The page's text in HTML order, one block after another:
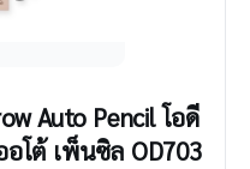
Auto Pencil โอดี
โต้ เพ็นซิล OD703